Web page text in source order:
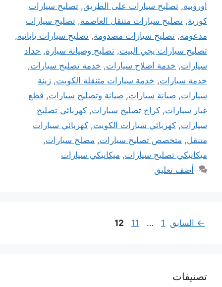
اوروبية, تصليح سيارات على الطريق, تصليح سيارات
كورية, تصليح سيارات متنقل العاصمة, تصليح سيارات
مدعومه, تصليح سيارات مصدومة, تصليح سيارات يابانية,
تصليح سيارات يجي البيت, تصليح وصيانة سيارة, حداد
سيارات, خدمة اصلاح سيارات, خدمة تصليح سيارات,
خدمة سيارات, خدمة سيارات متنقلة الكويت, زينة
سيارات, صيانة سيارات, صيانة وتصليح سيارات, قطع
غيار سيارات, كراج تصليح سيارات, كهربائي تصليح
سيارات, كهربائي سيارات الكويت, كهربائي سيارات
متنقل, متخصص تصليح سيارات, مصلح سيارات,
ميكانيكي تصليح سيارات, ميكانيكي سيارات
أضف تعليق
← السابق Page
1
…
Page
11
Page
12
تصنيفات